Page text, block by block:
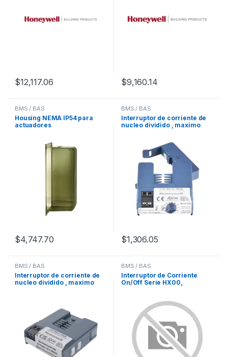
$12,117.06 $9,160.14
BMS / BAS
Housing NEMA IP54 para
actuadores
$4,747.70
BMS / BAS
Interruptor de corriente de
nucleo dividido , maximo
$1,306.05
BMS / BAS
Interruptor de corriente de
nucleo dividido , maximo
BMS / BAS
Interruptor de Corriente
On/Off Serie HX00,
Salida N.O./N.C.,
Aplicaciones HVAC,
Industrial, Split-Core y Solid-
Core, UL 508, CE